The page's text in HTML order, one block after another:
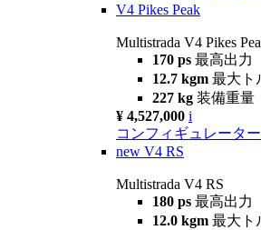
V4 Pikes Peak
Multistrada V4 Pikes
170 ps 最高出力
12.7 kgm 最大ト
227 kg 装備重量
¥ 4,527,000 i
コンフィギュレーター
new V4 RS
Multistrada V4 RS
180 ps 最高出力
12.0 kgm 最大ト